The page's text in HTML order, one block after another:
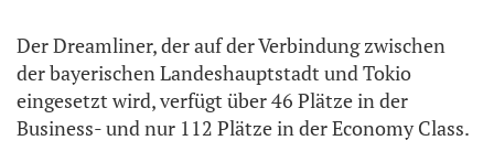
Der Dreamliner, der auf der Verbindung zwischen
der bayerischen Landeshauptstadt und Tokio
eingesetzt wird, verfügt über 46 Plätze in der
Business- und nur 112 Plätze in der Economy Class.